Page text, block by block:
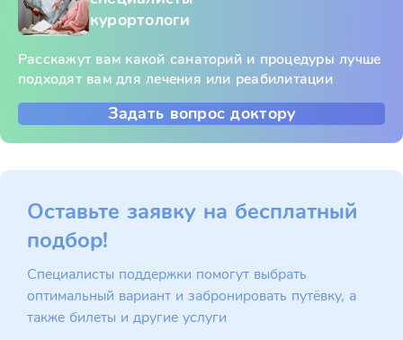
курортологи
Расскажут вам какой санаторий и процедуры лучше
подходят вам для лечения или реабилитации
Задать вопрос доктору
Оставьте заявку на бесплатный
подбор!
Специалисты поддержки помогут выбрать
оптимальный вариант и забронировать путёвку, а
также билеты и другие услуги